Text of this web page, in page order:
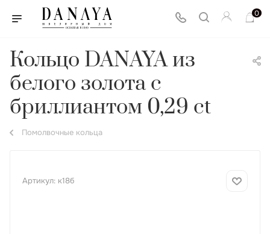
0
Кольцо DANAYA из
белого золота с
бриллиантом 0,29 ct
Помолвочные кольца
Артикул: к18б